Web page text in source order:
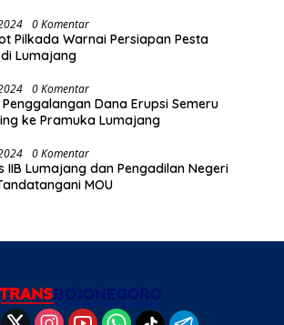
0 Komentar
Pilkada Warnai Persiapan Pesta
Lumajang
0 Komentar
Dana Erupsi Semeru
ke Pramuka Lumajang
0 Komentar
IIB Lumajang dan Pengadilan Negeri
MOU